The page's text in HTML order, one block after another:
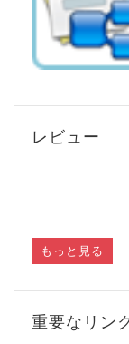
レビュー
もっと見る
重要なリン